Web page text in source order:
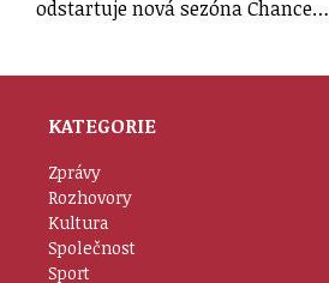
odstartuje nová sezóna Chance…
KATEGORIE
Zprávy
Rozhovory
Kultura
Společnost
Sport